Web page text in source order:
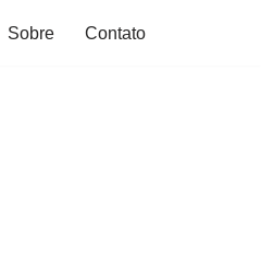
Sobre Contato